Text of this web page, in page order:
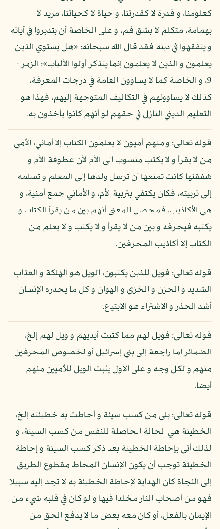
كعلومنا، و قدرة لا كقدرتنا، و حياة لا كحياتنا، مريد لا
بهمامة، متكلم لا بشق فم، و على الخاصة أن يتدبروا في آياته
و يتفقهوا في دينه فقد قال الله سبحانه: «هل يستوي الذين
يعلمون و الذين لا يعلمون إنما يتذكر أولوا الألباب»: الزمر -
9، و الخاصة كما لا يساوون العامة في درجات المعرفة،
كذلك لا يساوونهم في التكاليف المتوجهة إليهم، فهذا هو
التعليم الديني النازل في حقهم لو أنهم كانوا يأخذون به.
قوله تعالى: و منهم أميون لا يعلمون الكتاب إلا أماني، الأمي
من لا يقرأ و لا يكتب منسوب إلى الأم لأن عطوفة الأم و
شفقتها كانت تمنعها أن ترسل ولدها إلى المعلم و تسلمه
إلى تربيته، فكان يكتفي بتربية الأم، و الأماني جمع أمنية، و
هي الأكاذيب، فمحصل المعنى أنهم بين من يقرأ الكتاب و
يكتبه فيحرفه و بين من لا يقرأ و لا يكتب و لا يعلم من
الكتاب إلا أكاذيب المحرفين.
قوله تعالى: فويل للذين يكتبون، الويل هو الهلكة و العذاب
الشديد و الحزن و الخزي و الهوان و كل ما يحذره الإنسان
أشد الحذر و الاشتراء هو الابتياع.
قوله تعالى: فويل لهم مما كتبت أيديهم و ويل لهم إلخ،
الضمائر إما راجعة إلى بني إسرائيل أو لخصوص المحرفين
منهم و لكل وجه و على الأول يثبت الويل للأميين منهم
أيضا.
قوله تعالى: بلى من كسب سيئة و أحاطت به خطيئته إلخ،
الخطيئة هي الحالة الحاصلة للنفس من كسب السيئة، و
لذلك أتى بإحاطة الخطيئة بعد ذكر كسب السيئة و إحاطة
الخطيئة توجب أن يكون الإنسان المحاط مقطوع الطريق
إلى النجاة كان الهداية لإحاطة الخطيئة به لا تجد إليه سبيلا
فهو من أصحاب النار مخلدا فيها و لو كان في قلبه شيء من
الإيمان بالفعل، أو كان معه بعض ما لا يدفع الحق من